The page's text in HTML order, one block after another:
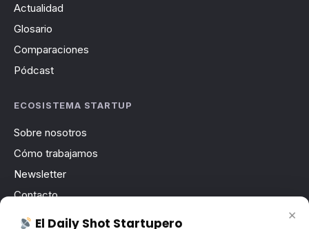
Actualidad
Glosario
Comparaciones
Pódcast
ECOSISTEMA STARTUP
Sobre nosotros
Cómo trabajamos
Newsletter
Contacto
Publicidad
×
El Daily Shot Startupero